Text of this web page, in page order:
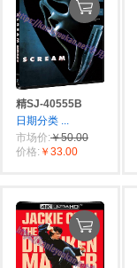
精SJ-40555B
日期分类 ...
市场价:￥50.00
价格: ￥33.00